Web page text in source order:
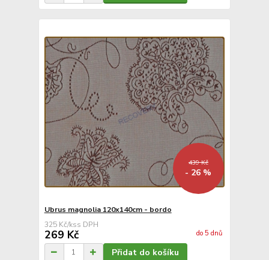
439 Kč
- 26 %
Ubrus magnolia 120x140cm - bordo
325 Kč/ks
269 Kč do 5 dnů
Přidat do košíku